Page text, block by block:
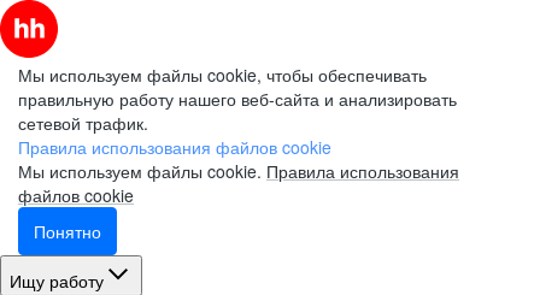
Мы используем файлы cookie, чтобы обеспечивать
правильную работу нашего веб-сайта и анализировать
сетевой трафик.
Правила использования файлов cookie
Мы используем файлы cookie. Правила использования
файлов cookie
Понятно
Ищу работу